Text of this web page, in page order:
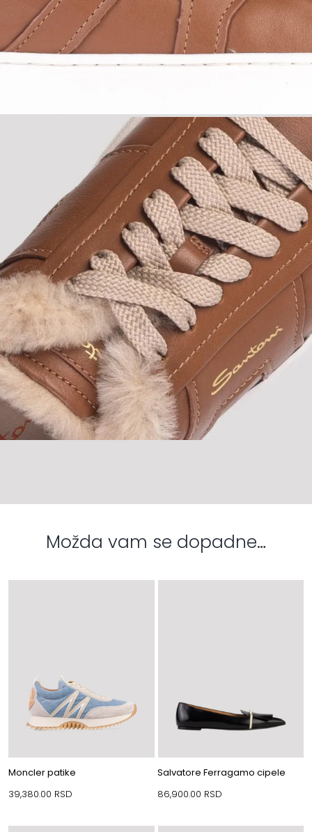
Možda vam se dopadne…
Moncler patike
39,380.00 RSD
Salvatore Ferragamo cipele
86,900.00 RSD